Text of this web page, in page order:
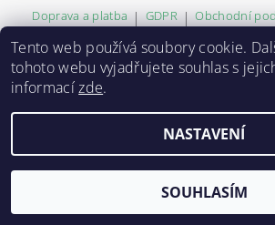
Doprava a platba | GDPR | Obchodní
2026 © ZVĚROKRÁM , všechna práva
Vytvořil Shoptet
Tento web používá soubory cookie.
tohoto webu vyjadřujete souhlas s
informacízde.
NASTAVENÍ
SOUHLASÍM